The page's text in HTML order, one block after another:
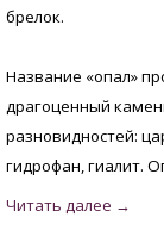
брелок.
Название «опал»
драгоценный
разновидностей:
гидрофан, гиалит.